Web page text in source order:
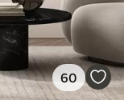
60